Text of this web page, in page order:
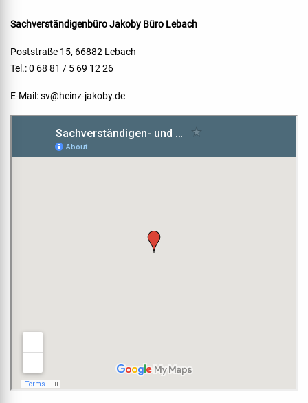
Sachverständigenbüro Jakoby Büro Lebach
Poststraße 15, 66882 Lebach
Tel.: 0 68 81 / 5 69 12 26
E-Mail:sv@heinz-jakoby.de